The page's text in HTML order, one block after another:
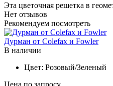
Эта цветочная решетка в
Нет отзывов
Рекомендуем посмотреть
Дурман от Colefax и Fowler
В наличии
Цвет: Розовый/Зеленый
Цена по запросу